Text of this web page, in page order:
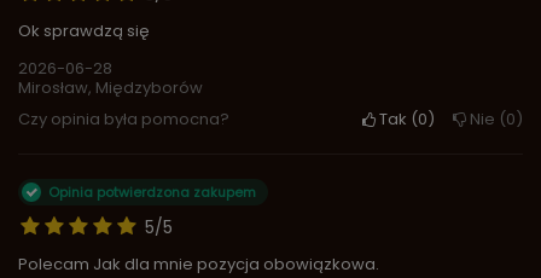
Ok sprawdzą się
2026-06-28
Mirosław, Międzyborów
Czy opinia była pomocna?
Tak 0 Nie 0
5/5
Opinia potwierdzona zakupem
Polecam Jak dla mnie pozycja obowiązkowa.